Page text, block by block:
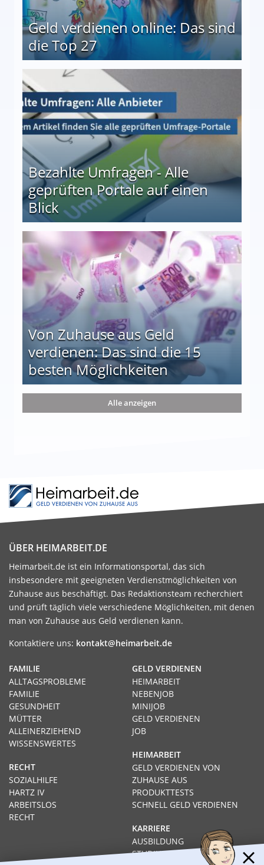
Geld verdienen online: Das sind
die Top 27
Bezahlte Umfragen - Alle
geprüften Portale auf einen
Blick
auf einen Blick
Von Zuhause aus Geld
verdienen: Das sind die 15
besten Möglichkeiten
die 15 besten Möglichkeiten
Alle anzeigen
ÜBER HEIMARBEIT.DE
Heimarbeit.de ist ein Informationsportal, das sich
insbesondere mit geeigneten Verdienstmöglichkeiten von
Zuhause aus beschäftigt. Das Redaktionsteam recherchiert
und prüft täglich viele verschiedene Möglichkeiten, mit denen
man von Zuhause aus Geld verdienen kann.
Kontaktiere uns: kontakt@heimarbeit.de
GELD VERDIENEN
HEIMARBEIT
NEBENJOB
MINIJOB
GELD VERDIENEN
JOB
HEIMARBEIT
GELD VERDIENEN VON
ZUHAUSE AUS
PRODUKTTESTS
SCHNELL GELD VERDIENEN
KARRIERE
AUSBILDUNG
STUDIUM
FAMILIE
ALLTAGSPROBLEME
FAMILIE
GESUNDHEIT
MÜTTER
ALLEINERZIEHEND
WISSENSWERTES
RECHT
SOZIALHILFE
HARTZ IV
ARBEITSLOS
RECHT